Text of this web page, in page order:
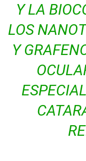
Y LA
LOS
Y